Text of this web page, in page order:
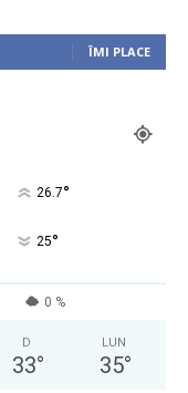
ÎMI PLACE
26.7°
25°
0 %
D
33°
LUN
35°